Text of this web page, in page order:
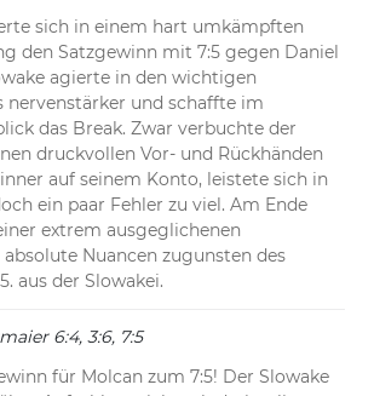
sich in einem hart umkämpften
den Satzgewinn mit 7:5 gegen Daniel
agierte in den wichtigen
nervenstärker und schaffte im
das Break. Zwar verbuchte der
druckvollen Vor- und Rückhänden
auf seinem Konto, leistete sich in
ein paar Fehler zu viel. Am Ende
extrem ausgeglichenen
Nuancen zugunsten des
aus der Slowakei.
6:4, 3:6, 7:5
für Molcan zum 7:5! Der Slowake